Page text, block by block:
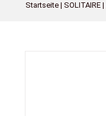
Startseite SOLITAIRE